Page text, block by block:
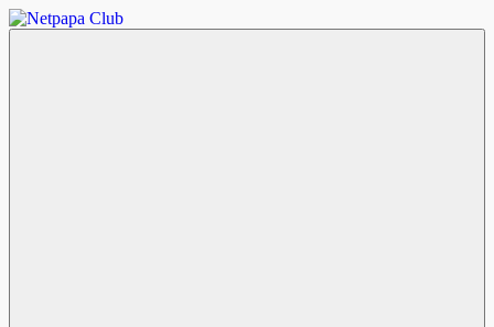
Zum
Inhalt
Netpapa